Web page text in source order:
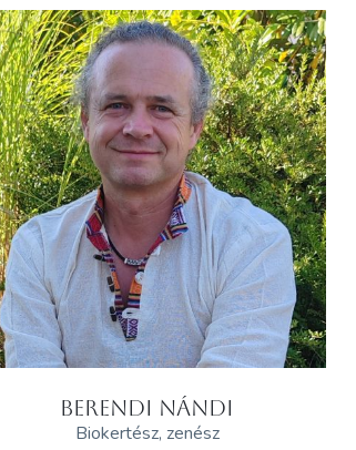
BERENDI NÁNDI
Biokertész, zenész